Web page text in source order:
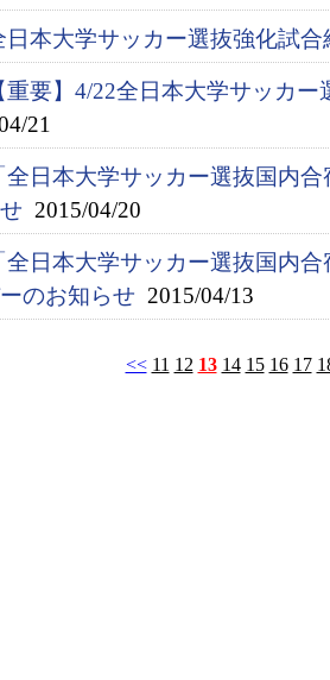
日本大学サッカー選抜強化試
重要】4/22全日本大学サッカ
21
全日本大学サッカー選抜国内
2015/04/20
全日本大学サッカー選抜国内
のお知らせ 2015/04/13
<< 11 12 13 14 15 16 17